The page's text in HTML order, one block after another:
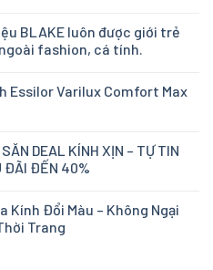
BLAKE luôn được giới trẻ
fashion, cá tính.
Essilor Varilux Comfort Max
DEAL KÍNH XỊN – TỰ TIN
ĐÃI ĐẾN 40%
Kính Đổi Màu – Không Ngại
Trang